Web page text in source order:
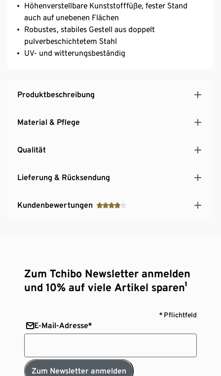
Höhenverstellbare Kunststofffüße, fester Stand
auch auf unebenen Flächen
Robustes, stabiles Gestell aus doppelt
pulverbeschichtetem Stahl
UV- und witterungsbeständig
Produktbeschreibung
Material & Pflege
Qualität
Lieferung & Rücksendung
Kundenbewertungen
Zum Tchibo Newsletter anmelden
und 10% auf viele Artikel sparen¹
* Pflichtfeld
E-Mail-Adresse*
Zum Newsletter anmelden